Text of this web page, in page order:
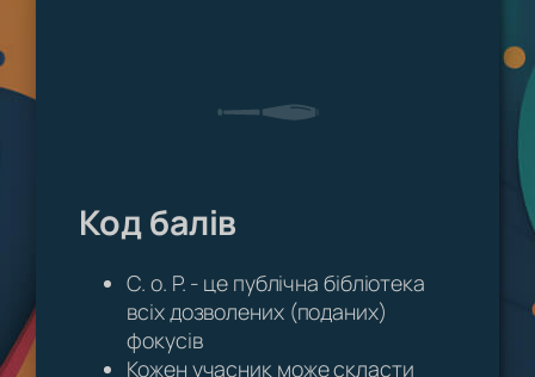
Код балів
C. o. P. - це публічна бібліотека
всіх дозволених (поданих)
фокусів
Кожен учасник може скласти